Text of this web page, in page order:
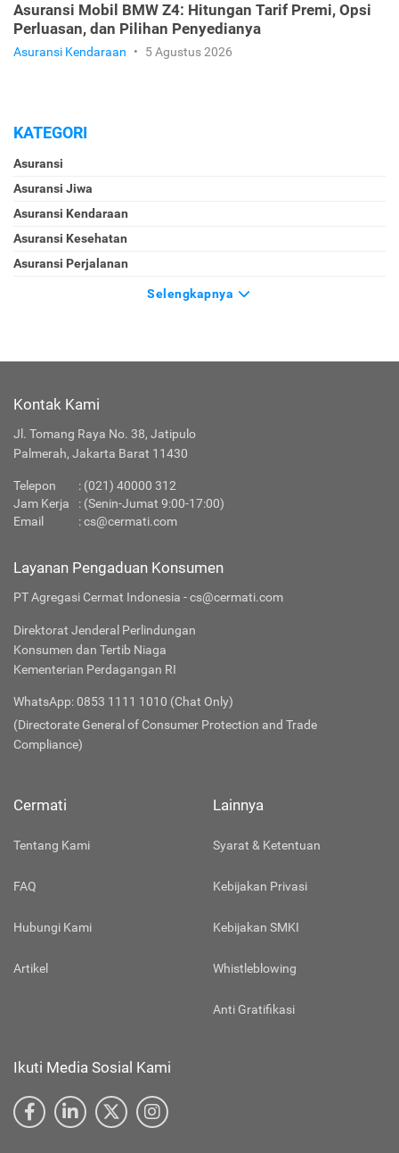
Asuransi Mobil BMW Z4: Hitungan Tarif Premi, Opsi
Perluasan, dan Pilihan Penyedianya
Asuransi Kendaraan • 5 Agustus 2026
KATEGORI
Asuransi
Asuransi Jiwa
Asuransi Kendaraan
Asuransi Kesehatan
Asuransi Perjalanan
Selengkapnya
Kontak Kami
Jl. Tomang Raya No. 38, Jatipulo
Palmerah, Jakarta Barat 11430
Telepon : (021) 40000 312
Jam Kerja
: (Senin-Jumat 9:00-17:00)
Email
:cs@cermati.com
Layanan Pengaduan Konsumen
PT Agregasi Cermat Indonesia - cs@cermati.com
Direktorat Jenderal Perlindungan
Konsumen dan Tertib Niaga
Kementerian Perdagangan RI
WhatsApp: 0853 1111 1010 (Chat Only)
(Directorate General of Consumer Protection and Trade
Compliance)
Cermati
Tentang Kami
FAQ
Hubungi Kami
Artikel
Lainnya
Syarat & Ketentuan
Kebijakan Privasi
Kebijakan SMKI
Whistleblowing
Anti Gratifikasi
Ikuti Media Sosial Kami